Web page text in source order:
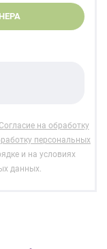
Согласие на обработку
персональных
и на условиях
данных.